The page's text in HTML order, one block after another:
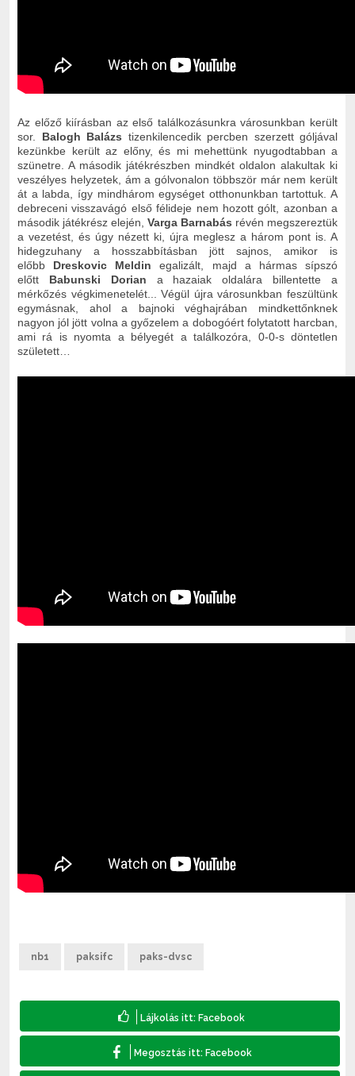
Az előző kiírásban az első találkozásunkra városunkban került
sor. Balogh Balázs tizenkilencedik percben szerzett góljával
kezünkbe került az előny, és mi mehettünk nyugodtabban a
szünetre. A második játékrészben mindkét oldalon alakultak ki
veszélyes helyzetek, ám a gólvonalon többször már nem került
át a labda, így mindhárom egységet otthonunkban tartottuk. A
debreceni visszavágó első félideje nem hozott gólt, azonban a
második játékrész elején, Varga Barnabás révén megszereztük
a vezetést, és úgy nézett ki, újra meglesz a három pont is. A
hidegzuhany a hosszabbításban jött sajnos, amikor is
előbb Dreskovic Meldin egalizált, majd a hármas sípszó
előtt
Babunski Dorian a hazaiak oldalára billentette a
mérkőzés végkimenetelét... Végül újra városunkban feszültünk
egymásnak, ahol a bajnoki véghajrában mindkettőnknek
nagyon jól jött volna a győzelem a dobogóért folytatott harcban,
ami rá is nyomta a bélyegét a találkozóra, 0-0-s döntetlen
született…
nb1 paksifc paks-dvsc